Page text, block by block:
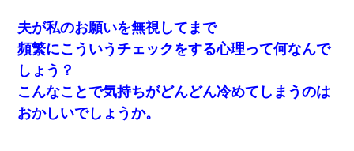
夫が私のお願いを無視してまで
頻繁にこういうチェックをする心理って何なんで
しょう？
こんなことで気持ちがどんどん冷めてしまうのは
おかしいでしょうか。